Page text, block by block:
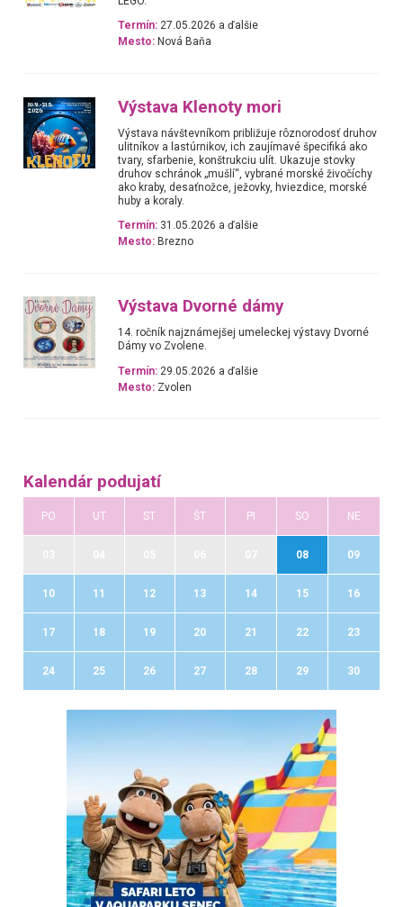
Termín: 27.05.2026 a ďalšie
Mesto: Nová Baňa
Výstava Klenoty mori
Výstava návštevníkom približuje rôznorodosť druhov
ulitníkov a lastúrnikov, ich zaujímavé špecifiká ako
tvary, sfarbenie, konštrukciu ulít. Ukazuje stovky
druhov schránok „mušlí“, vybrané morské živočíchy
ako kraby, desaťnožce, ježovky, hviezdice, morské
huby a koraly.
Termín: 31.05.2026 a ďalšie
Mesto: Brezno
Výstava Dvorné dámy
14. ročník najznámejšej umeleckej výstavy Dvorné
Dámy vo Zvolene.
Termín: 29.05.2026 a ďalšie
Mesto: Zvolen
Kalendár podujatí
PO UT ST ŠT PI SO NE
08 09
10 11 12 13 14 15 16
17 18 19 20 21 22 23
24 25 26 27 28 29 30